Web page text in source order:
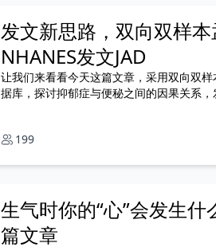
发文新思路，双向双样
NHANES发文JAD
让我们来看看今天这篇文章，采用双向双
据库，探讨抑郁症与便秘之间的因果关系，
199
生气时你的“心”会发生
篇文章